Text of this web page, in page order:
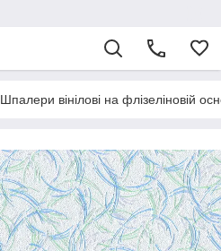
Шпалери вінілові на флізеліновій